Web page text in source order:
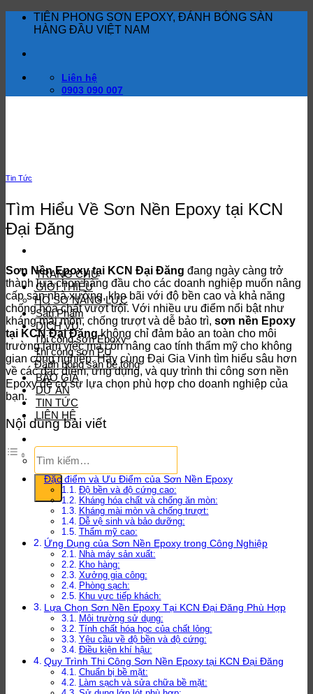
dung
TIÊN PHONG SƠN EPOXY, ĐÁNH BÓNG SÀN
HÀNG ĐẦU VIỆT NAM
Liên hệ
0903 090 007
TRANG CHỦ
GIỚI THIỆU
HỒ SƠ NĂNG LỰC
Sản Phẩm
DỊCH VỤ
Thi công sơn Epoxy
Thi công sơn PU
Đánh bóng sàn bê tông
BÁO GIÁ
DỰ ÁN
TIN TỨC
LIÊN HỆ
Tìm
kiếm:
Tin Tức
Tìm Hiểu Về Sơn Nền Epoxy tại KCN
Đại Đăng
Sơn Nền Epoxy tại KCN Đại Đăng đang ngày càng trở
thành lựa chọn hàng đầu cho các doanh nghiệp muốn nâng
cấp sàn nhà xưởng, kho bãi với độ bền cao và khả năng
chống hóa chất vượt trội. Với nhiều ưu điểm nổi bật như
kháng mài mòn, chống trượt và dễ bảo trì, sơn nền Epoxy
tại KCN Đại Đăngkhông chỉ đảm bảo an toàn cho môi
trường làm việc mà còn nâng cao tính thẩm mỹ cho không
gian công nghiệp. Hãy cùng Đại Gia Vinh tìm hiểu sâu hơn
về các đặc điểm, ứng dụng, và quy trình thi công sơn nền
Epoxy để có sự lựa chọn phù hợp cho doanh nghiệp của
bạn.
Nội dung bài viết
Đặc điểm và Ưu Điểm của Sơn Nền Epoxy
Độ bền và độ cứng cao:
Kháng hóa chất và chống ăn mòn:
Kháng mài mòn và chống trượt:
Dễ vệ sinh và bảo dưỡng:
Thẩm mỹ cao:
Ứng Dụng của Sơn Nền Epoxy trong Công Nghiệp
Nhà máy sản xuất:
Kho hàng:
Xưởng gia công:
Phòng sạch:
Khu vực tiếp khách:
Lựa Chọn Sơn Nền Epoxy Tại KCN Đại Đăng Phù Hợp
Môi trường sử dụng:
Tính chất hóa học của chất lỏng:
Yêu cầu về độ bền và độ cứng:
Điều kiện khí hậu:
Quy Trình Thi Công Sơn Nền Epoxy tại KCN Đại Đăng
Chuẩn bị bề mặt:
Làm sạch và sửa chữa bề mặt: